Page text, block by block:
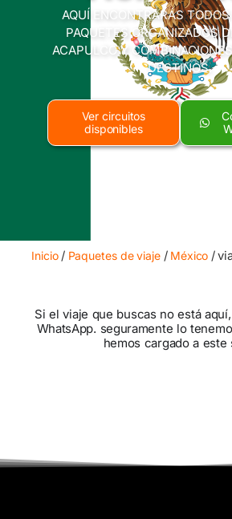
AQUÍ ENCONTRARÁS
PAQUETES ORGANIZADOS
ACAPULCO Y
DESTINOS.
Ver circuitos
disponibles
Inicio/ Paquetes de viaje/ México /
Si el viaje que buscas no está
WhatsApp. seguramente lo
hemos cargado a este